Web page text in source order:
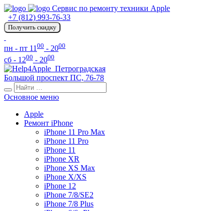
Сервис по ремонту техники Apple
+7 (812) 993-76-33
Получить скидку
пн - пт 11 00 - 2000
сб - 1200 - 2000
Петроградская
Большой проспект ПС, 76-78
Основное меню
Apple
Ремонт iPhone
iPhone 11 Pro Max
iPhone 11 Pro
iPhone 11
iPhone XR
iPhone XS Max
iPhone X/XS
iPhone 12
iPhone 7/8/SE2
iPhone 7/8 Plus